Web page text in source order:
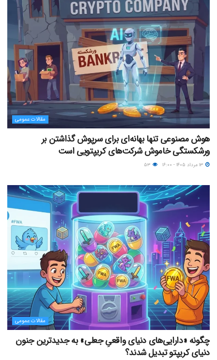
مقالات عمومی
هوش مصنوعی تنها بهانه‌ای برای سرپوش گذاشتن بر
ورشکستگی خاموش شرکت‌های کریپتویی است
مقالات عمومی
چگونه «دارایی‌های دنیای واقعیِ جعلی» به جدیدترین جنون
دنیای کریپتو تبدیل شدند؟